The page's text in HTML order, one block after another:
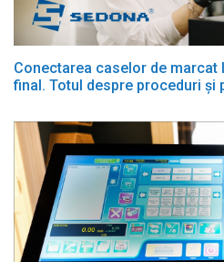
Conectarea caselor de marcat
final. Totul despre proceduri și